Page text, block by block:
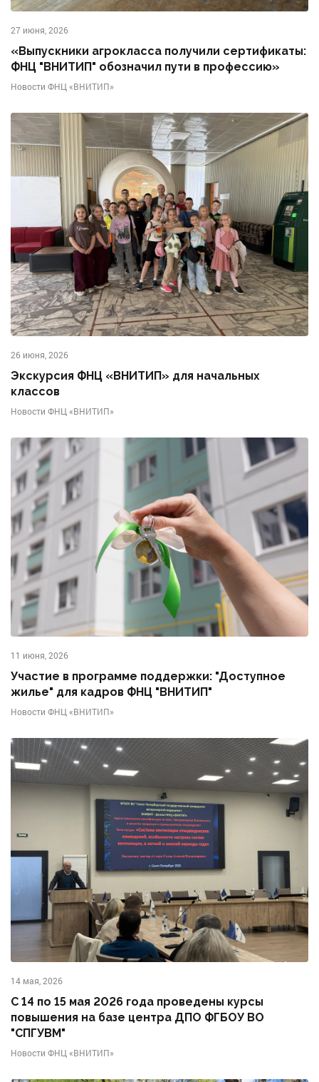
27 июня, 2026
«Выпускники агрокласса получили сертификаты:
ФНЦ "ВНИТИП" обозначил пути в профессию»
Новости ФНЦ «ВНИТИП»
26 июня, 2026
Экскурсия ФНЦ «ВНИТИП» для начальных
классов
Новости ФНЦ «ВНИТИП»
11 июня, 2026
Участие в программе поддержки: "Доступное
жилье" для кадров ФНЦ "ВНИТИП"
Новости ФНЦ «ВНИТИП»
14 мая, 2026
С 14 по 15 мая 2026 года проведены курсы
повышения на базе центра ДПО ФГБОУ ВО
"СПГУВМ"
Новости ФНЦ «ВНИТИП»